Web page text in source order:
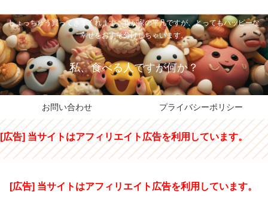
しょっちゅう買ってきてくれます。我が家の平凡ですが、とってもハッピーな
幸せをおすそ分けしちゃいます。
私、食べる人ですが何か？
お問い合わせ プライバシーポリシー
[広告] 当サイトはアフィリエイト広告を利用しています。
[広告] 当サイトはアフィリエイト広告を利用しています。